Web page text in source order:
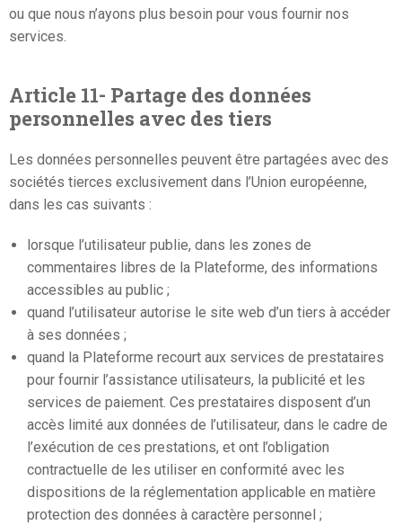
ou que nous n’ayons plus besoin pour vous fournir nos
services.
Article 11- Partage des données
personnelles avec des tiers
Les données personnelles peuvent être partagées avec des
sociétés tierces exclusivement dans l’Union européenne,
dans les cas suivants :
lorsque l’utilisateur publie, dans les zones de
commentaires libres de la Plateforme, des informations
accessibles au public ;
quand l’utilisateur autorise le site web d’un tiers à accéder
à ses données ;
quand la Plateforme recourt aux services de prestataires
pour fournir l’assistance utilisateurs, la publicité et les
services de paiement. Ces prestataires disposent d’un
accès limité aux données de l’utilisateur, dans le cadre de
l’exécution de ces prestations, et ont l’obligation
contractuelle de les utiliser en conformité avec les
dispositions de la réglementation applicable en matière
protection des données à caractère personnel ;